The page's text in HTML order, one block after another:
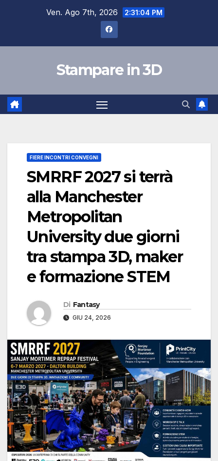
Ven. Ago 7th, 2026 2:31:05 PM
Stampare in 3D
FIERE INCONTRI CONVEGNI
SMRRF 2027 si terrà
alla Manchester
Metropolitan
University due giorni
tra stampa 3D, maker
e formazione STEM
Di Fantasy
GIU 24, 2026